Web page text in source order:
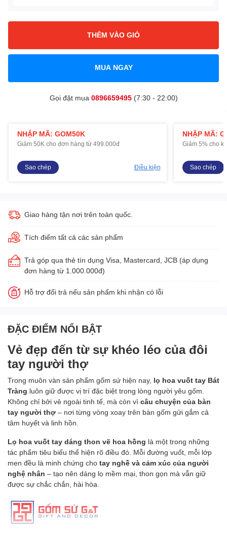
THÊM VÀO GIỎ
MUA NGAY
Gọi đặt mua 0896659495(7:30 - 22:00)
NHẬP MÃ: GOM50K
Giảm 50K cho đơn hàng từ 499.000đ
Sao chép Điều kiện
NHẬP MÃ:
Giảm 5% cho
Sao chép
Giao hàng tận nơi trên toàn quốc.
Tích điểm tất cả các sản phẩm
Trả góp qua thẻ tín dụng Visa, Mastercard, JCB (áp dụng
đơn hàng từ 1.000.000đ)
Hỗ trợ đổi trả nếu sản phẩm khi nhận có lỗi
ĐẶC ĐIỂM NỔI BẬT
Vẻ đẹp đến từ sự khéo léo của đôi
tay người thợ
Trong muôn vàn sản phẩm gốm sứ hiện nay, lọ hoa vuốt tay Bát
Tràng luôn giữ được vị trí đặc biệt trong lòng người yêu gốm.
Không chỉ bởi vẻ ngoài tinh tế, mà còn vì câu chuyện của bàn
tay người thợ – nơi từng vòng xoay trên bàn gốm gửi gắm cả
tâm huyết và linh hồn.
Lọ hoa vuốt tay dáng thon vẽ hoa hồng là một trong những
tác phẩm tiêu biểu thể hiện rõ điều đó. Mỗi đường vuốt, mỗi lớp
men đều là minh chứng cho tay nghề và cảm xúc của người
nghệ nhân – tạo nên dáng lọ mềm mại, thon gọn mà vẫn giữ
được sự chắc chắn, hài hòa.